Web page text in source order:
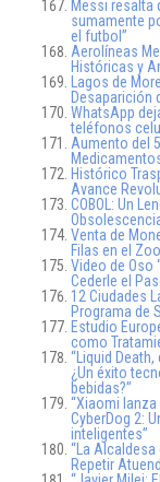
Messi resalta
sumamente
el futbol”
Aerolíneas
Históricas y
Lagos de
Desaparición
WhatsApp
teléfonos
Aumento del
Histórico
Avance
COBOL: Un
Venta de
Filas en el
Video de Oso
Cederle el
12 Ciudades
Programa de
Estudio
como
“Liquid
¿Un éxito
bebidas?”
“Xiaomi
CyberDog 2:
inteligentes”
“La Alcaldesa
Repetir